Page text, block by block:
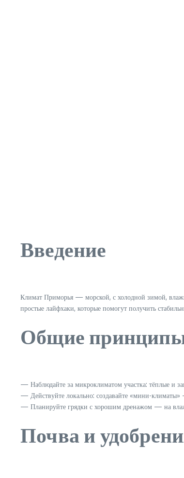
Введение
Климат Приморья — морской, с холодной зимой,
простые лайфхаки, которые помогут получить
Общие
— Наблюдайте за микроклиматом участка: тёплые и
— Действуйте локально: создавайте «мини-
— Планируйте грядки с хорошим дренажом — на
Почва и